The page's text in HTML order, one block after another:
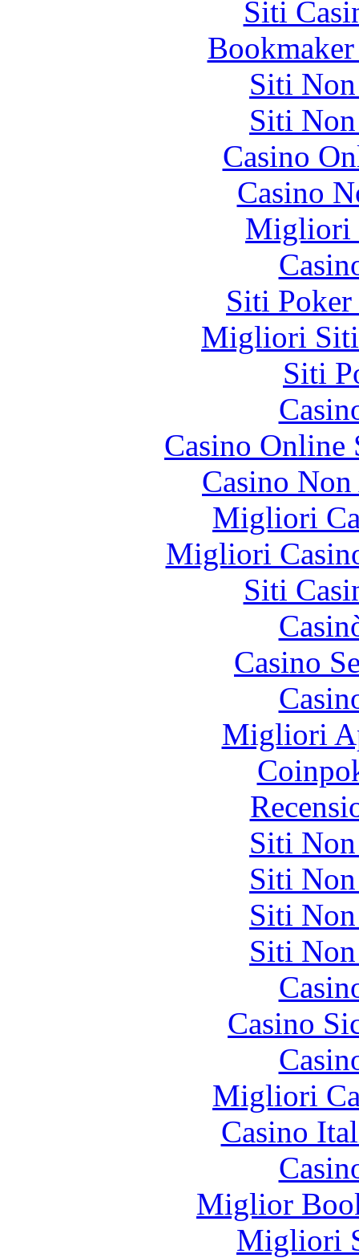
Siti
Siti
Siti
Casino
Casino
Migliori
Siti
Migliori Siti
Siti
Casino
Casino
Migliori
Migliori
Siti
Casino
Migliori
Siti
Siti
Siti
Siti
Casino
Migliori
Casino
Miglior
Migliori